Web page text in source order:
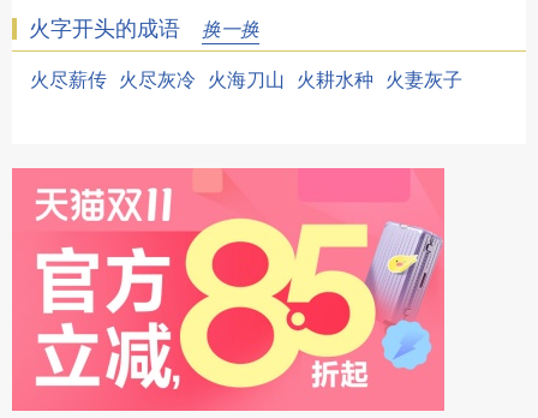
火字开头的成语 换一换
火尽薪传 火尽灰冷 火海刀山 火耕水种 火妻灰子